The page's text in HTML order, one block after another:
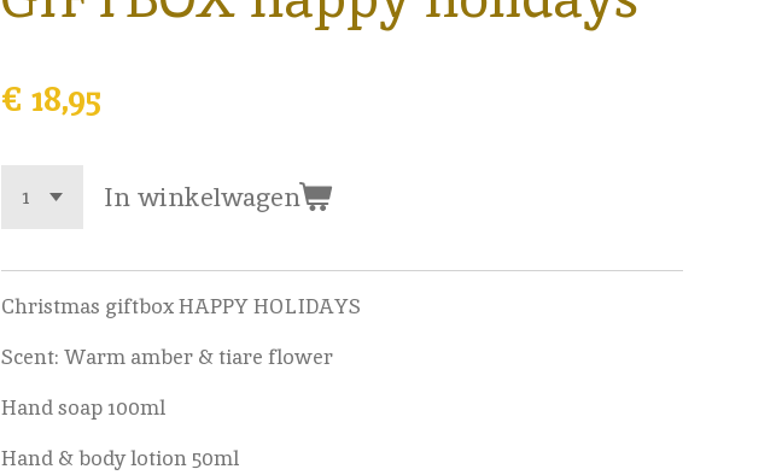
€ 18,95
In winkelwagen
Christmas giftbox HAPPY HOLIDAYS
Scent: Warm amber & tiare flower
Hand soap 100ml
Hand & body lotion 50ml